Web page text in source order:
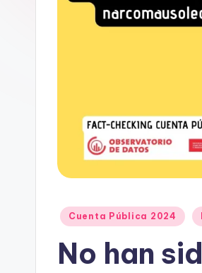
Publicado
Cuenta Pública 2024
No han